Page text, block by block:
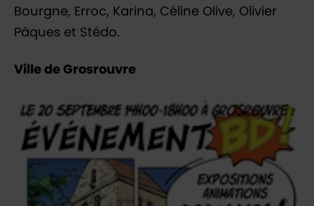
Bourgne, Erroc, Karina, Céline Olive, Olivier
Pâques et Stédo.
Ville de Grosrouvre